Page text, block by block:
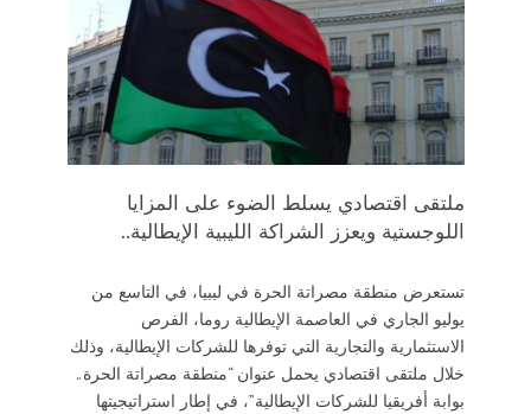
ملتقى اقتصادي يسلط الضوء على المزايا
اللوجستية ويعزز الشراكة الليبية الإيطالية..
تستعرض منطقة مصراتة الحرة في ليبيا، في التاسع من
يوليو الجاري في العاصمة الإيطالية روما، الفرص
الاستثمارية والتجارية التي توفرها للشركات الإيطالية، وذلك
خلال ملتقى اقتصادي يحمل عنوان “منطقة مصراتة الحرة..
بوابة أفريقيا للشركات الإيطالية”، في إطار استراتيجيتها